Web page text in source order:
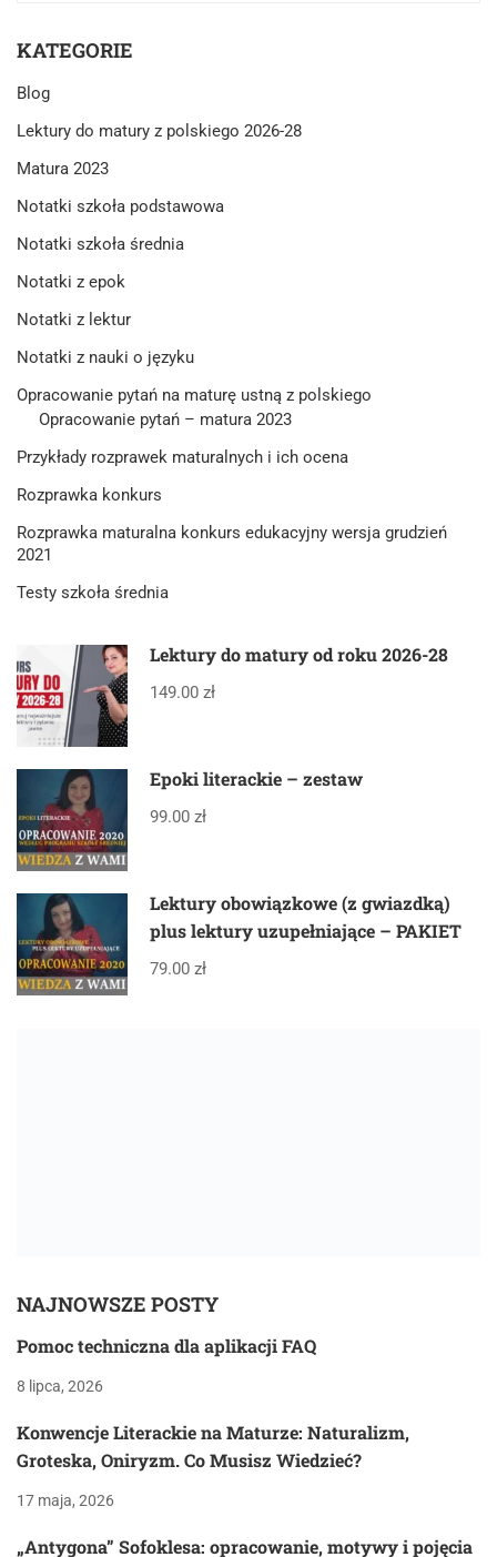
KATEGORIE
Blog
Lektury do matury z polskiego 2026-28
Matura 2023
Notatki szkoła podstawowa
Notatki szkoła średnia
Notatki z epok
Notatki z lektur
Notatki z nauki o języku
Opracowanie pytań na maturę ustną z polskiego
Opracowanie pytań – matura 2023
Przykłady rozprawek maturalnych i ich ocena
Rozprawka konkurs
Rozprawka maturalna konkurs edukacyjny wersja grudzień
2021
Testy szkoła średnia
Lektury do matury od roku 2026-28
149.00 zł
Epoki literackie – zestaw
99.00 zł
Lektury obowiązkowe (z gwiazdką)
plus lektury uzupełniające – PAKIET
79.00 zł
NAJNOWSZE POSTY
Pomoc techniczna dla aplikacji FAQ
8 lipca, 2026
Konwencje Literackie na Maturze: Naturalizm,
Groteska, Oniryzm. Co Musisz Wiedzieć?
17 maja, 2026
„Antygona” Sofoklesa: opracowanie, motywy i pojęcia